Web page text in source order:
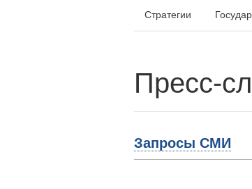
Стратегии
Пресс-
Запросы СМИ